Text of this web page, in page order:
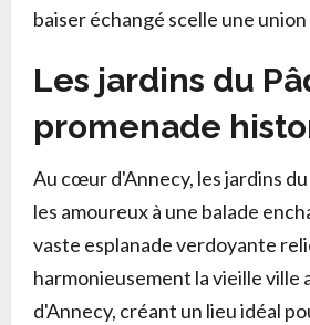
baiser échangé scelle une
Les jardins du
promenade
Au cœur d'Annecy, les jardins
les amoureux à une balade
vaste esplanade verdoyante
harmonieusement la vieille ville
d'Annecy, créant un lieu idéal